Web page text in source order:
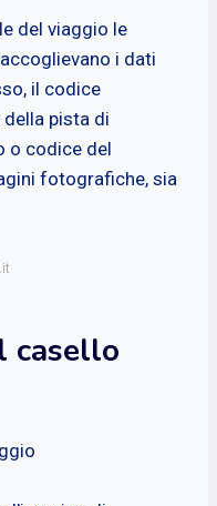
del viaggio le
i dati
il codice
pista di
o codice del
fotografiche, sia
casello